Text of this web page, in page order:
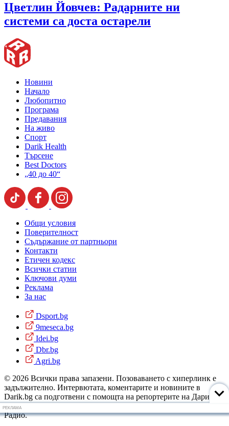
Цветлин Йовчев: Радарните ни
системи са доста остарели
Новини
Начало
Любопитно
Програма
Предавания
На живо
Спорт
Darik Health
Търсене
Best Doctors
„40 до 40“
Общи условия
Поверителност
Съдържание от партньори
Контакти
Етичен кодекс
Всички статии
Ключови думи
Реклама
За нас
Dsport.bg
9meseca.bg
Idei.bg
Dbr.bg
Agri.bg
© 2026 Всички права запазени. Позоваването с хиперлинк е
задължително. Интервютата, коментарите и новините в
Darik.bg са подготвени с помощта на репортерите на Дарик
Радио и новинарските емисии на радиото. Снимки: Дарик
Радио.
РЕКЛАМА